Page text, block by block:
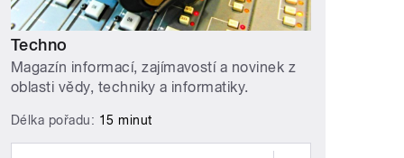
Techno
Magazín informací, zajímavostí a novinek z
oblasti vědy, techniky a informatiky.
Délka pořadu: 15 minut